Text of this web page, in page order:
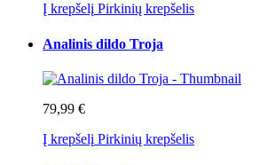
Į krepšelį Pirkinių krepšelis
Analinis dildo Troja
79,99 €
Į krepšelį Pirkinių krepšelis